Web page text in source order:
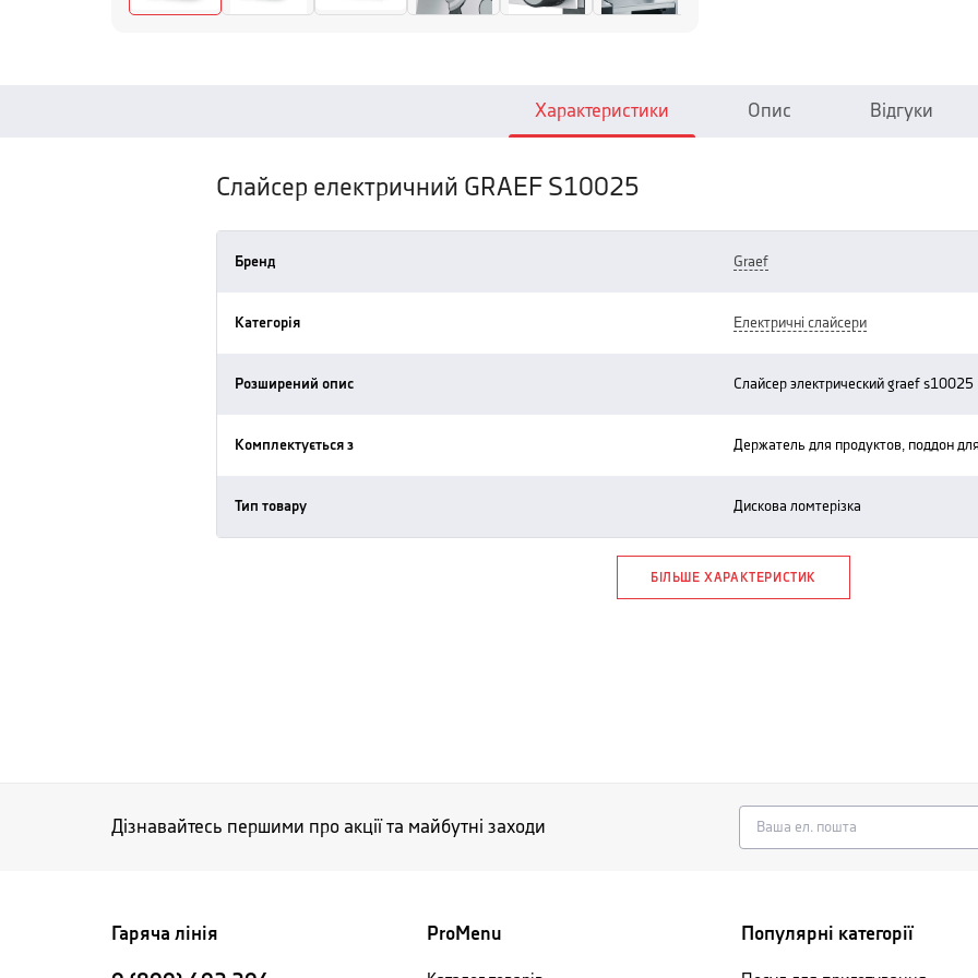
Характеристики Опис Відгуки
Слайсер електричний GRAEF S10025
Бренд graef
Категорія електричні слайсери
Розширений опис слайсер электрический graef s10025
Комплектується з держатель для продуктов, поддон
Тип товару дискова ломтерізка
БІЛЬШЕ ХАРАКТЕРИСТИК
Дізнавайтесь першими про акції та майбутні заходи
Гаряча лінія ProMenu Популярні категорії